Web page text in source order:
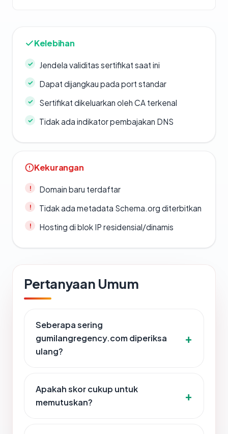
Kelebihan
Jendela validitas sertifikat saat ini
Dapat dijangkau pada port standar
Sertifikat dikeluarkan oleh CA terkenal
Tidak ada indikator pembajakan DNS
Kekurangan
Domain baru terdaftar
Tidak ada metadata Schema.org diterbitkan
Hosting di blok IP residensial/dinamis
Pertanyaan Umum
Seberapa sering
gumilangregency.com diperiksa
ulang?
Apakah skor cukup untuk
memutuskan?